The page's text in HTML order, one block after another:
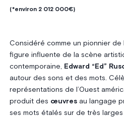
(*environ 2 012 000€)
Considéré comme un pionnier de
figure influente de la scène
contemporaine,
Edward “Ed”
autour des sons et des mots.
représentations de l’Ouest
produit des œuvresau langage
ses mots étalés sur de très